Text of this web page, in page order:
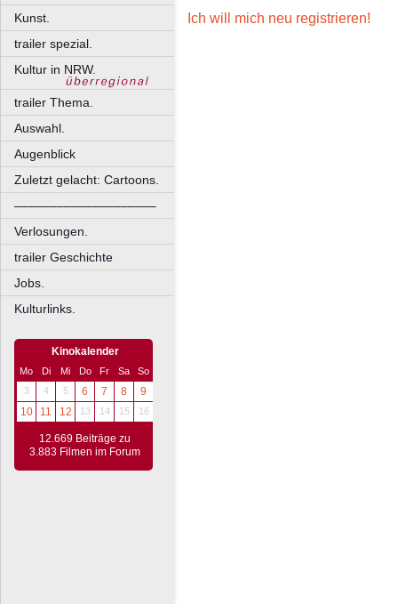
Kunst.
trailer spezial.
Kultur in NRW.
trailer Thema.
Auswahl.
Augenblick
Zuletzt gelacht: Cartoons.
––––––––––––––––––––
Verlosungen.
trailer Geschichte
Jobs.
Kulturlinks.
Kinokalender
Mo Di Mi Do Fr Sa
So
3
4 5 6 7 8
9
10
11 12 13 14 15 16
12.669 Beiträge zu
3.883 Filmen im Forum
Ich will mich neu registrieren!